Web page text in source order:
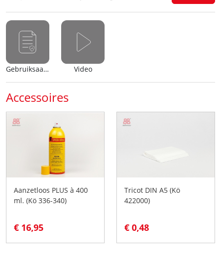
Gebruiksaanwijzing Video
Accessoires
Aanzetloos PLUS à 400
ml. (Kö 336-340)
€ 16,95
Tricot DIN A5 (Kö
422000)
€ 0,48